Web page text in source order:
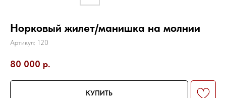
Норковый жилет/манишка на молнии
Артикул: 120
80 000 р.
КУПИТЬ